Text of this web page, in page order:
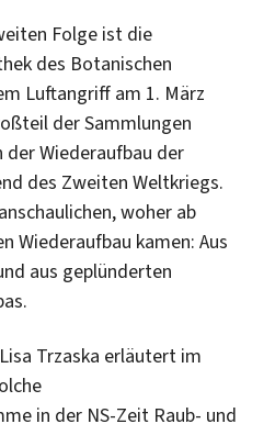
Folge ist die
des Botanischen
Luftangriff am 1. März
der Sammlungen
Wiederaufbau der
des Zweiten Weltkriegs.
woher ab
Wiederaufbau kamen: Aus
aus geplünderten
Trzaska erläutert im
in der NS-Zeit Raub- und